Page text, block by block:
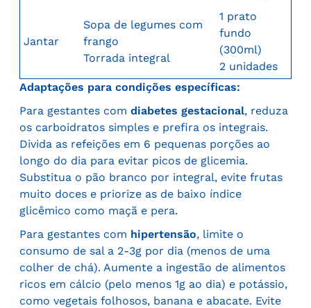
Jantar
Sopa de legumes com
frango
Torrada integral
1 prato
fundo
(300ml)
2 unidades
Adaptações para condições específicas:
Para gestantes com diabetes gestacional, reduza
os carboidratos simples e prefira os integrais.
Divida as refeições em 6 pequenas porções ao
longo do dia para evitar picos de glicemia.
Substitua o pão branco por integral, evite frutas
muito doces e priorize as de baixo índice
glicêmico como maçã e pera.
Para gestantes com hipertensão, limite o
consumo de sal a 2-3g por dia (menos de uma
colher de chá). Aumente a ingestão de alimentos
ricos em cálcio (pelo menos 1g ao dia) e potássio,
como vegetais folhosos, banana e abacate. Evite